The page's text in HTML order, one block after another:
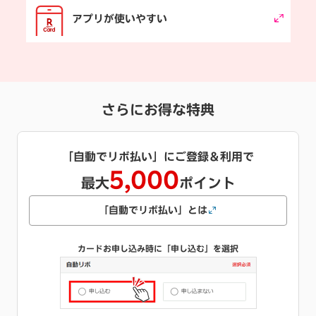
アプリが使いやすい
さらにお得な特典
キャッシング枠をご希望で
最大1,000ポイント
キャッシングとは
カードお申し込み時にご希望のご利用可能枠を選択